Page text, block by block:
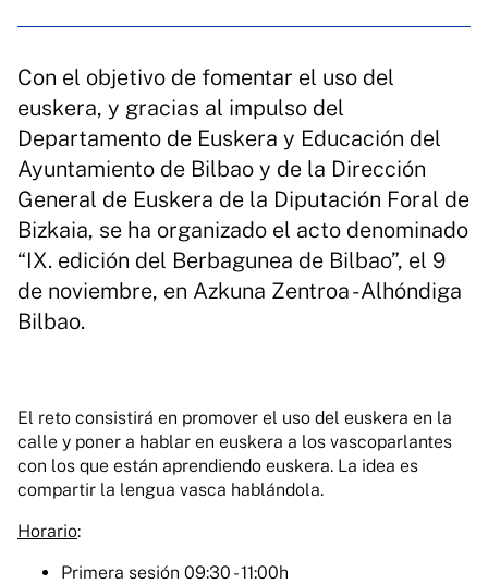
Con el objetivo de fomentar el uso del
euskera, y gracias al impulso del
Departamento de Euskera y Educación del
Ayuntamiento de Bilbao y de la Dirección
General de Euskera de la Diputación Foral de
Bizkaia, se ha organizado el acto denominado
“IX. edición del Berbagunea de Bilbao”, el 9
de noviembre, en Azkuna Zentroa - Alhóndiga
Bilbao.
El reto consistirá en promover el uso del euskera en la
calle y poner a hablar en euskera a los vascoparlantes
con los que están aprendiendo euskera. La idea es
compartir la lengua vasca hablándola.
Horario:
Primera sesión 09:30 - 11:00h